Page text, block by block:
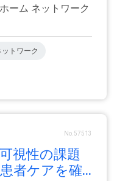
ーム ネットワーク
ットワーク
No.57513
視性の課題
者ケアを確...